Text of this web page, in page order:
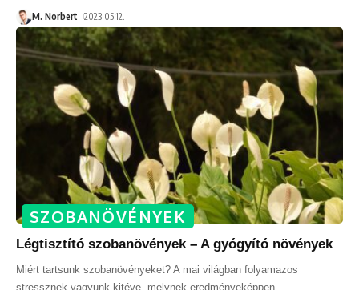
M. Norbert 2023.05.12.
SZOBANÖVÉNYEK
Légtisztító szobanövények – A gyógyító növények
Miért tartsunk szobanövényeket? A mai világban folyamazos
stressznek vagyunk kitéve, melynek eredményeképpen